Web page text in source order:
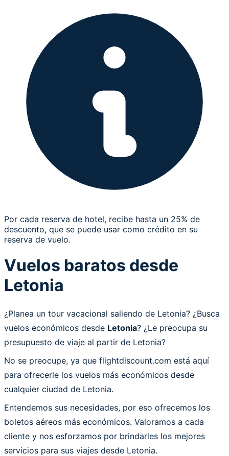
Por cada reserva de hotel, recibe hasta un 25% de
descuento, que se puede usar como crédito en su
reserva de vuelo.
Vuelos baratos desde
Letonia
¿Planea un tour vacacional saliendo de Letonia? ¿Busca
vuelos económicos desde Letonia? ¿Le preocupa su
presupuesto de viaje al partir de Letonia?
No se preocupe, ya que flightdiscount.com está aquí
para ofrecerle los vuelos más económicos desde
cualquier ciudad de Letonia.
Entendemos sus necesidades, por eso ofrecemos los
boletos aéreos más económicos. Valoramos a cada
cliente y nos esforzamos por brindarles los mejores
servicios para sus viajes desde Letonia.